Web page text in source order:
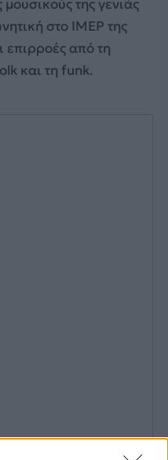
της γενιάς
στο IMEP της
επιρροές από τη
και τη funk.